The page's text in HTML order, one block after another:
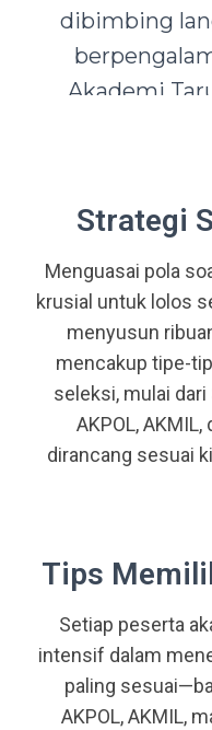
dibimbing
Akademi
mewujudkan
Abdi
Strategi
Menguasai pola
krusial untuk lolos
menyusun
mencakup tipe-
seleksi, mulai
AKPOL,
dirancang sesuai
Tips
Setiap peserta
intensif dalam
paling
AKPOL, AKMIL,